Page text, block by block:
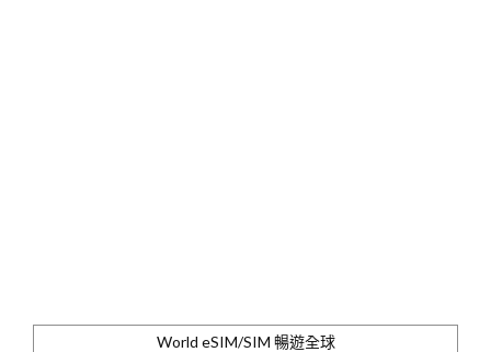
World eSIM/SIM 暢遊全球